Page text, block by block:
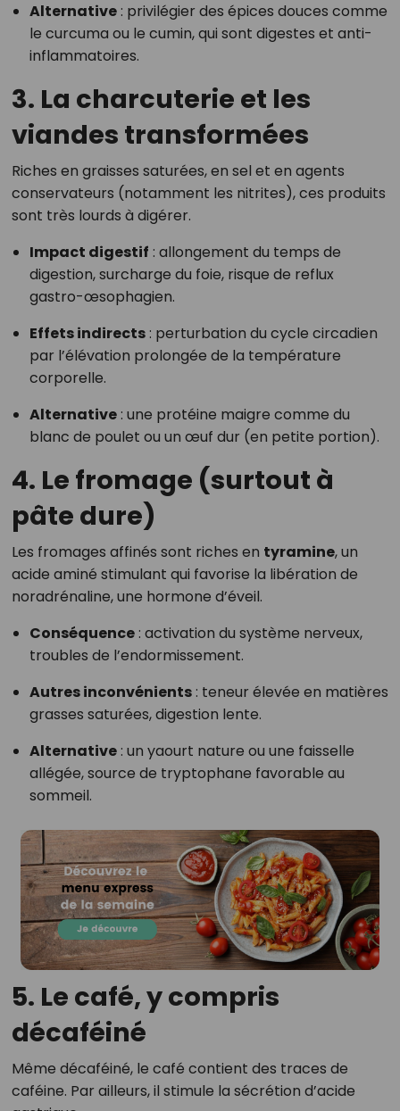
Alternative: privilégier des épices douces comme
le curcuma ou le cumin, qui sont digestes et anti-
inflammatoires.
3. La charcuterie et les
viandes transformées
Riches en graisses saturées, en sel et en agents
conservateurs (notamment les nitrites), ces produits
sont très lourds à digérer.
Impact digestif : allongement du temps de
digestion, surcharge du foie, risque de reflux
gastro-œsophagien.
Effets indirects: perturbation du cycle circadien
par l’élévation prolongée de la température
corporelle.
Alternative: une protéine maigre comme du
blanc de poulet ou un œuf dur (en petite portion).
4. Le fromage (surtout à
pâte dure)
Les fromages affinés sont riches en tyramine, un
acide aminé stimulant qui favorise la libération de
noradrénaline, une hormone d’éveil.
Conséquence: activation du système nerveux,
troubles de l’endormissement.
Autres inconvénients: teneur élevée en matières
grasses saturées, digestion lente.
Alternative: un yaourt nature ou une faisselle
allégée, source de tryptophane favorable au
sommeil.
5. Le café, y compris
décaféiné
Même décaféiné, le café contient des traces de
caféine. Par ailleurs, il stimule la sécrétion d’acide